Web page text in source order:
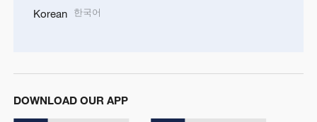
Korean 한국어
DOWNLOAD OUR APP